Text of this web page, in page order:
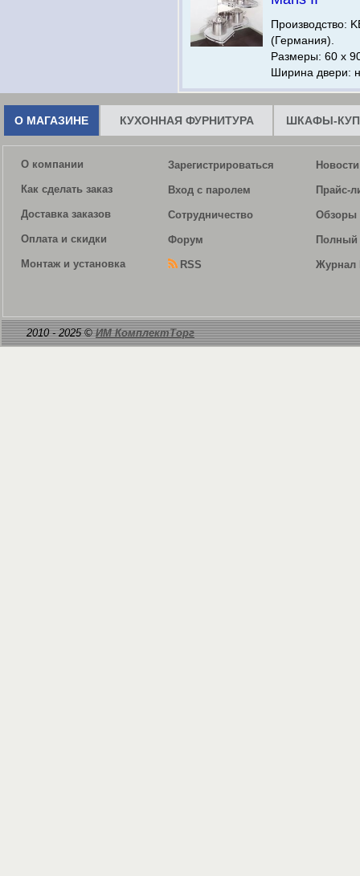
Производство:
(Германия).
Размеры: 60 х
Ширина двери:
О МАГАЗИНЕ КУХОННАЯ ФУРНИТУРА ШКАФЫ-
О компании
Как сделать заказ
Доставка заказов
Оплата и скидки
Монтаж и установка
Зарегистрироваться
Вход с паролем
Сотрудничество
Форум
RSS
Новости
Прайс-
Обзоры
Полный
Журнал
2010 - 2025 ©ИМ КомплектТорг